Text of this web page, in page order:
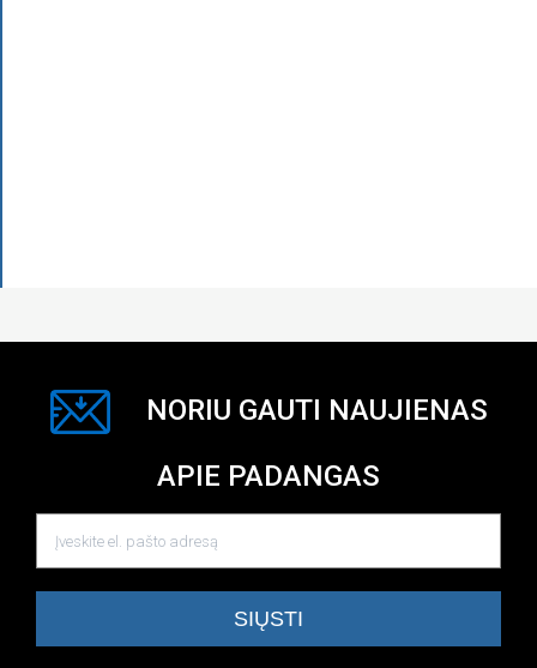
NORIU GAUTI NAUJIENAS
APIE PADANGAS